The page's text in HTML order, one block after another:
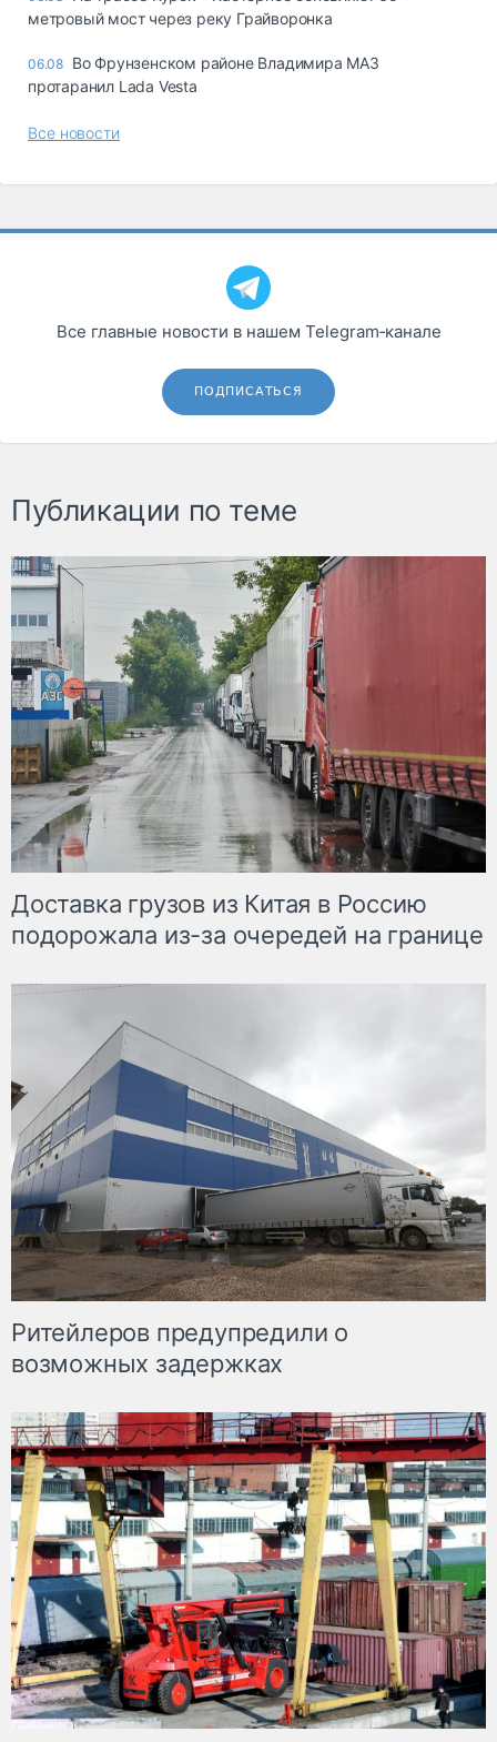
метровый мост через реку Грайворонка
06.08 Во Фрунзенском районе Владимира МАЗ
протаранил Lada Vesta
Все новости
Все главные новости в нашем Telegram‑канале
ПОДПИСАТЬСЯ
Публикации по теме
Доставка грузов из Китая в Россию
подорожала из-за очередей на границе
Ритейлеров предупредили о
возможных задержках